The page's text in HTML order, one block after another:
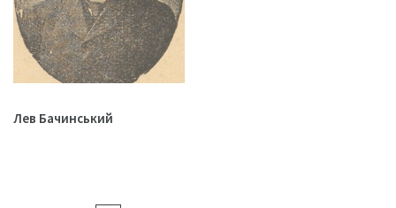
Лев Бачинський